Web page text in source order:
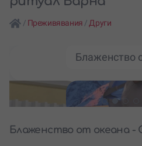
/ Преживявания / Други
Блаженство
Блаженство от океана -